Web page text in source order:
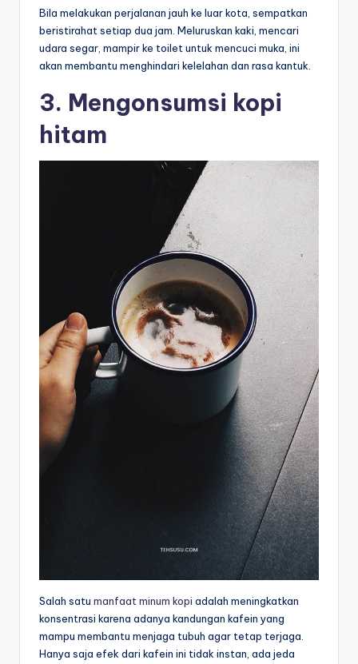
Bila melakukan perjalanan jauh ke luar kota, sempatkan
beristirahat setiap dua jam. Meluruskan kaki, mencari
udara segar, mampir ke toilet untuk mencuci muka, ini
akan membantu menghindari kelelahan dan rasa kantuk.
3. Mengonsumsi kopi
hitam
Salah satu manfaat minum kopi adalah meningkatkan
konsentrasi karena adanya kandungan kafein yang
mampu membantu menjaga tubuh agar tetap terjaga.
Hanya saja efek dari kafein ini tidak instan, ada jeda